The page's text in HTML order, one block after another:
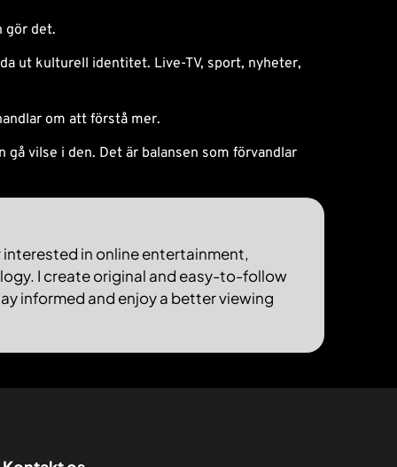
gör det.
ut kulturell identitet. Live-TV, sport, nyheter,
om att förstå mer.
vilse i den. Det är balansen som förvandlar
interested in online entertainment,
I create original and easy-to-follow
informed and enjoy a better viewing